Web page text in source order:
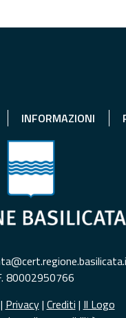
INFORMAZIONI
80002950766
| Privacy| Crediti | Il Logo